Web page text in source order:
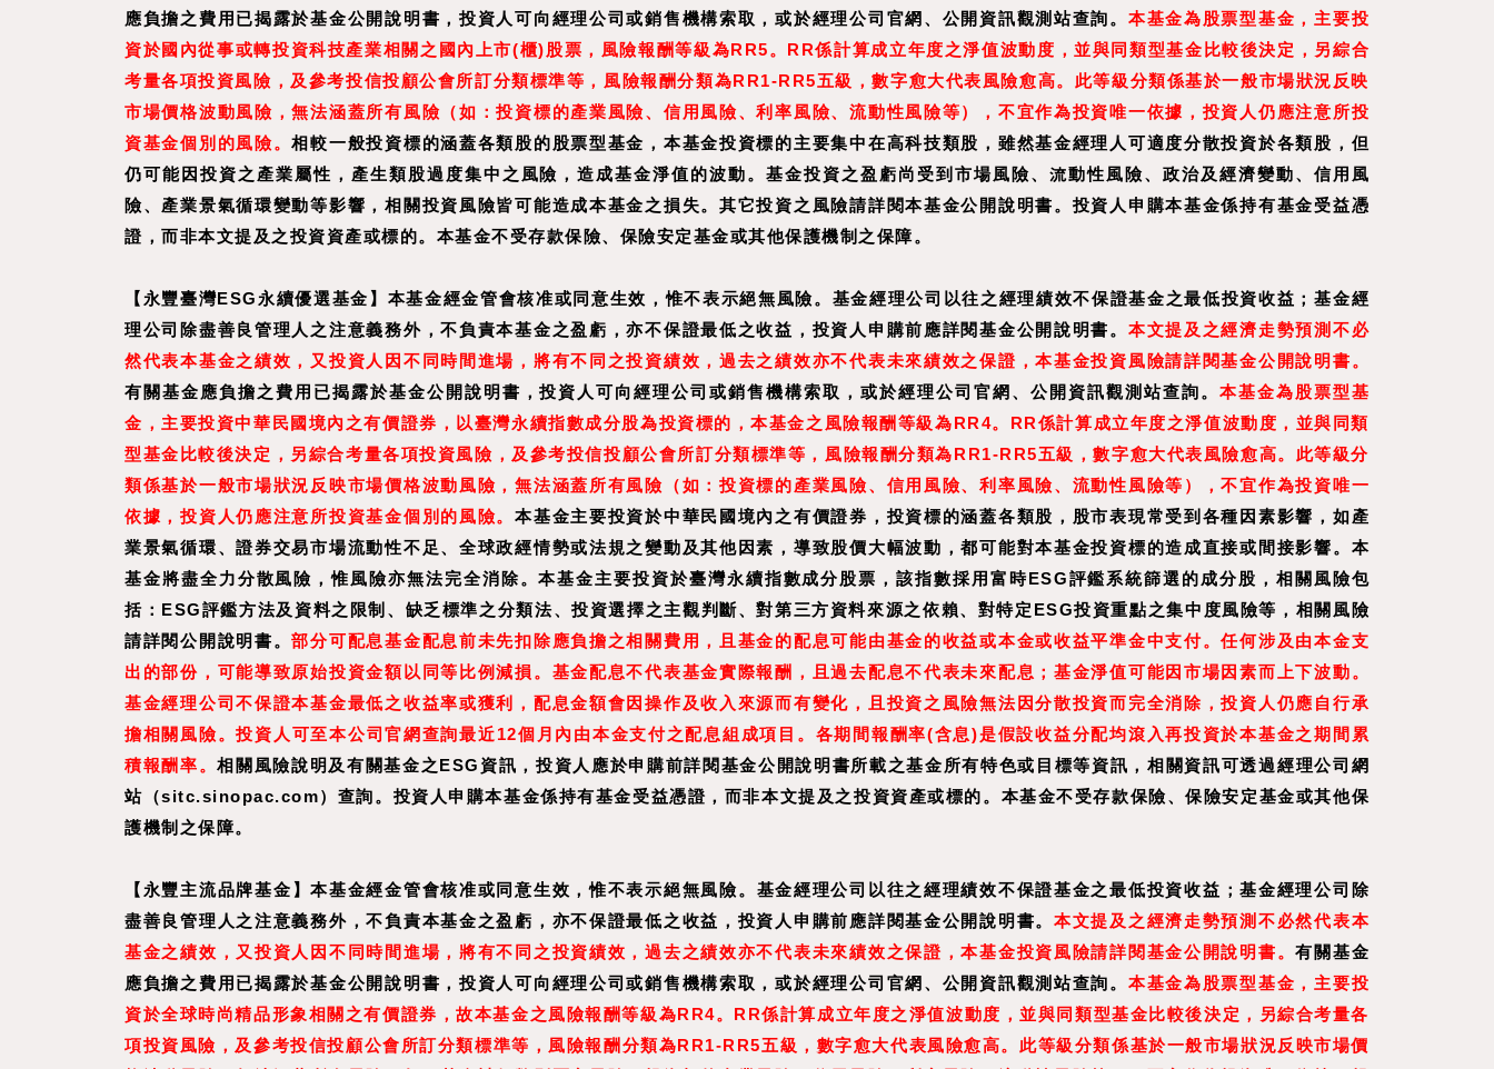
應負擔之費用已揭露於基金公開說明書，投資人可向經理公司或銷售機構索取，或於經理公司官網、公開資訊觀測站查詢。 本基金為股票型基金，主要投
資於國內從事或轉投資科技產業相關之國內上市(櫃)股票，風險報酬等級為RR5。RR係計算成立年度之淨值波動度，並與同類型基金比較後決定，另綜合
考量各項投資風險，及參考投信投顧公會所訂分類標準等，風險報酬分類為RR1-RR5五級，數字愈大代表風險愈高。此等級分類係基於一般市場狀況反映
市場價格波動風險，無法涵蓋所有風險（如：投資標的產業風險、信用風險、利率風險、流動性風險等），不宜作為投資唯一依據，投資人仍應注意所投
資基金個別的風險。相較一般投資標的涵蓋各類股的股票型基金，本基金投資標的主要集中在高科技類股，雖然基金經理人可適度分散投資於各類股，但
仍可能因投資之產業屬性，產生類股過度集中之風險，造成基金淨值的波動。基金投資之盈虧尚受到市場風險、流動性風險、政治及經濟變動、信用風
險、產業景氣循環變動等影響，相關投資風險皆可能造成本基金之損失。其它投資之風險請詳閱本基金公開說明書。投資人申購本基金係持有基金受益憑
證，而非本文提及之投資資產或標的。本基金不受存款保險、保險安定基金或其他保護機制之保障。
【永豐臺灣ESG永續優選基金】本基金經金管會核准或同意生效，惟不表示絕無風險。基金經理公司以往之經理績效不保證基金之最低投資收益；基金經
理公司除盡善良管理人之注意義務外，不負責本基金之盈虧，亦不保證最低之收益，投資人申購前應詳閱基金公開說明書。 本文提及之經濟走勢預測不必
然代表本基金之績效，又投資人因不同時間進場，將有不同之投資績效，過去之績效亦不代表未來績效之保證，本基金投資風險請詳閱基金公開說明書。
有關基金應負擔之費用已揭露於基金公開說明書，投資人可向經理公司或銷售機構索取，或於經理公司官網、公開資訊觀測站查詢。 本基金為股票型基
金，主要投資中華民國境內之有價證券，以臺灣永續指數成分股為投資標的，本基金之風險報酬等級為RR4。RR係計算成立年度之淨值波動度，並與同類
型基金比較後決定，另綜合考量各項投資風險，及參考投信投顧公會所訂分類標準等，風險報酬分類為RR1-RR5五級，數字愈大代表風險愈高。此等級分
類係基於一般市場狀況反映市場價格波動風險，無法涵蓋所有風險（如：投資標的產業風險、信用風險、利率風險、流動性風險等），不宜作為投資唯一
依據，投資人仍應注意所投資基金個別的風險。本基金主要投資於中華民國境內之有價證券，投資標的涵蓋各類股，股市表現常受到各種因素影響，如產
業景氣循環、證券交易市場流動性不足、全球政經情勢或法規之變動及其他因素，導致股價大幅波動，都可能對本基金投資標的造成直接或間接影響。本
基金將盡全力分散風險，惟風險亦無法完全消除。本基金主要投資於臺灣永續指數成分股票，該指數採用富時ESG評鑑系統篩選的成分股，相關風險包
括：ESG評鑑方法及資料之限制、缺乏標準之分類法、投資選擇之主觀判斷、對第三方資料來源之依賴、對特定ESG投資重點之集中度風險等，相關風險
請詳閱公開說明書。部分可配息基金配息前未先扣除應負擔之相關費用，且基金的配息可能由基金的收益或本金或收益平準金中支付。任何涉及由本金支
出的部份，可能導致原始投資金額以同等比例減損。基金配息不代表基金實際報酬，且過去配息不代表未來配息；基金淨值可能因市場因素而上下波動。
基金經理公司不保證本基金最低之收益率或獲利，配息金額會因操作及收入來源而有變化，且投資之風險無法因分散投資而完全消除，投資人仍應自行承
擔相關風險。投資人可至本公司官網查詢最近12個月內由本金支付之配息組成項目。 各期間報酬率(含息)是假設收益分配均滾入再投資於本基金之期間累
積報酬率。相關風險說明及有關基金之ESG資訊，投資人應於申購前詳閱基金公開說明書所載之基金所有特色或目標等資訊，相關資訊可透過經理公司網
站（sitc.sinopac.com）查詢。投資人申購本基金係持有基金受益憑證，而非本文提及之投資資產或標的。本基金不受存款保險、保險安定基金或其他保
護機制之保障。
【永豐主流品牌基金 】本基金經金管會核准或同意生效，惟不表示絕無風險。基金經理公司以往之經理績效不保證基金之最低投資收益；基金經理公司除
盡善良管理人之注意義務外，不負責本基金之盈虧，亦不保證最低之收益，投資人申購前應詳閱基金公開說明書。 本文提及之經濟走勢預測不必然代表本
基金之績效，又投資人因不同時間進場，將有不同之投資績效，過去之績效亦不代表未來績效之保證，本基金投資風險請詳閱基金公開說明書。有關基金
應負擔之費用已揭露於基金公開說明書，投資人可向經理公司或銷售機構索取，或於經理公司官網、公開資訊觀測站查詢。 本基金為股票型基金，主要投
資於全球時尚精品形象相關之有價證券，故本基金之風險報酬等級為RR4。RR係計算成立年度之淨值波動度，並與同類型基金比較後決定，另綜合考量各
項投資風險，及參考投信投顧公會所訂分類標準等，風險報酬分類為RR1-RR5五級，數字愈大代表風險愈高。此等級分類係基於一般市場狀況反映市場價